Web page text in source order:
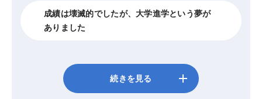
成績は壊滅的でしたが、大学進学という夢が
ありました
続きを見る add